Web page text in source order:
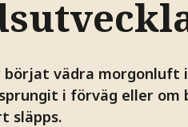
vädra morgonluft
i förväg eller om
släpps.